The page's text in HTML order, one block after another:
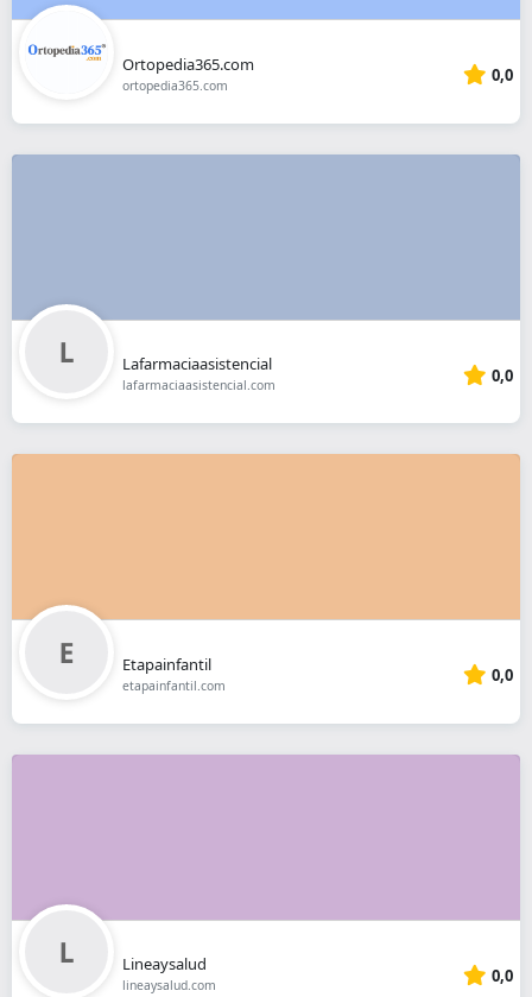
Ortopedia365.com
ortopedia365.com 0,0
Lafarmaciaasistencial
lafarmaciaasistencial.com 0,0
Etapainfantil
etapainfantil.com 0,0
Lineaysalud
lineaysalud.com 0,0